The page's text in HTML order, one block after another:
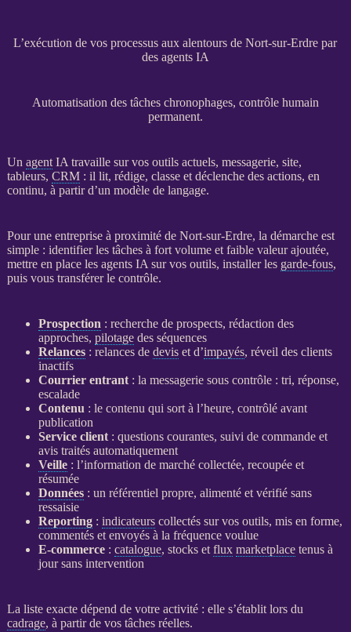
L’exécution de vos processus aux alentours de Nort-sur-Erdre par
des agents IA
Automatisation des tâches chronophages, contrôle humain
permanent.
Un agent IA travaille sur vos outils actuels, messagerie, site,
tableurs, CRM: il lit, rédige, classe et déclenche des actions, en
continu, à partir d’un modèle de langage.
Pour une entreprise à proximité de Nort-sur-Erdre, la démarche est
simple : identifier les tâches à fort volume et faible valeur ajoutée,
mettre en place les agents IA sur vos outils, installer les garde-fous,
puis vous transférer le contrôle.
Prospection : recherche de prospects, rédaction des
approches, pilotagedes séquences
Relances: relancesde deviset d’impayés, réveil des clients
inactifs
Courrier entrant: la messagerie sous contrôle : tri, réponse,
escalade
Contenu : le contenu qui sort à l’heure, contrôlé avant
publication
Service client: questions courantes, suivi de commande et
avis traités automatiquement
Veille: l’information de marché collectée, recoupée et
résumée
Données: un référentiel propre, alimenté et vérifié sans
ressaisie
Reporting: indicateurscollectés sur vos outils, mis en forme,
commentés et envoyés à la fréquence voulue
E-commerce: catalogue, stocks et flux marketplacetenus à
jour sans intervention
La liste exacte dépend de votre activité : elle s’établit lors du
cadrage, à partir de vos tâches réelles.